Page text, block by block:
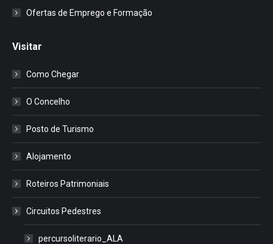
Ofertas de Emprego e Formação
Visitar
Como Chegar
O Concelho
Posto de Turismo
Alojamento
Roteiros Patrimoniais
Circuitos Pedestres
percursoliterario_ALA